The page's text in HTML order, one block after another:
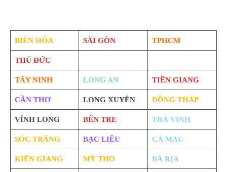
BIÊN HÒA SÀI GÒN TPHCM
THỦ ĐỨC
TÂY NINH LONG AN TIỀN GIANG
CẦN THƠ LONG XUYÊN ĐỒNG THÁP
VĨNH LONG BẾN TRE TRÀ VINH
SÓC TRĂNG BẠC LIÊU CÀ MAU
KIÊN GIANG MỸ THO BÀ RỊA